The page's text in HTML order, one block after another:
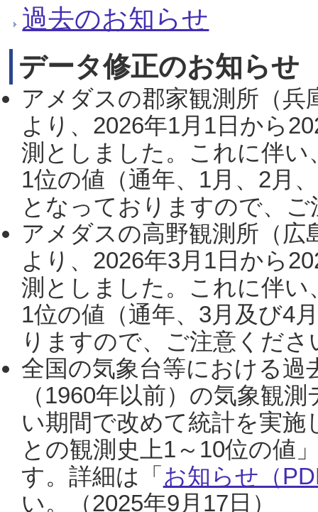
過去のお知らせ
データ修正のお知らせ
アメダスの郡家観測所（
より、2026年1月1日から
測としました。これに伴い
1位の値（通年、1月、2月
となっておりますので、
アメダスの高野観測所（
より、2026年3月1日から
測としました。これに伴い
1位の値（通年、3月及び4
りますので、ご注意くだ
全国の気象台等における過
（1960年以前）の気象観
い期間で改めて統計を実
との観測史上1～10位の値
す。詳細は「 お知らせ（
い。（2025年9月17日）